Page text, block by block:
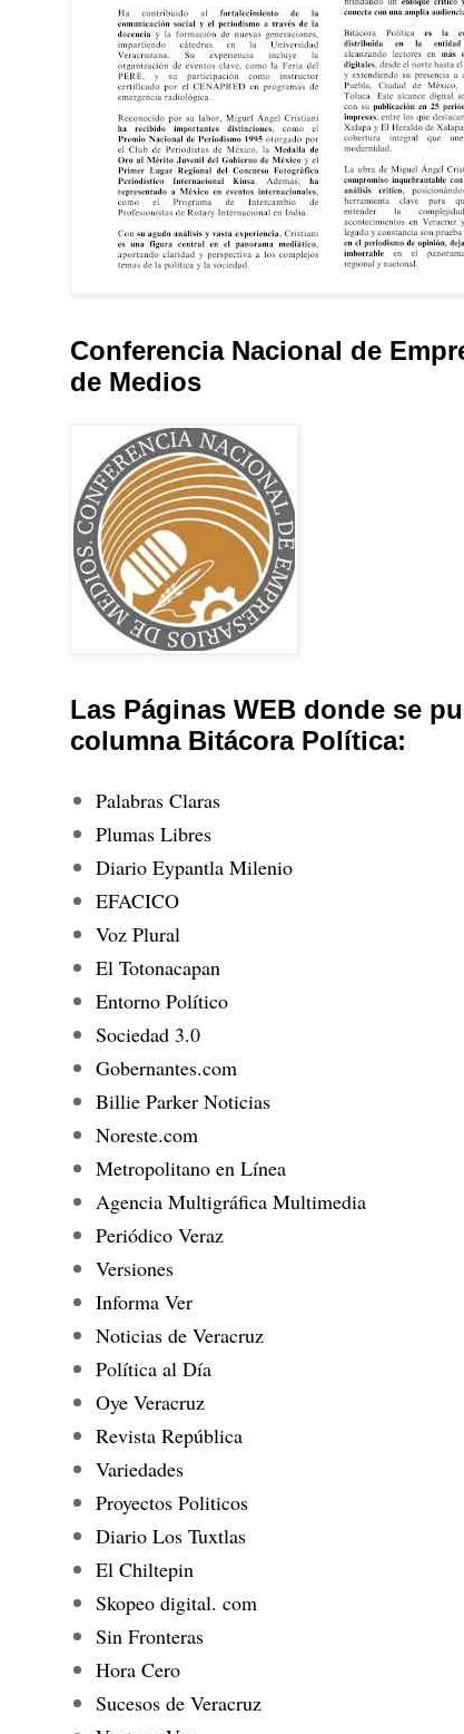
Conferencia Nacional de
de Medios
Las Páginas WEB donde se
columna Bitácora Política:
Palabras Claras
Plumas Libres
Diario Eypantla Milenio
EFACICO
Voz Plural
El Totonacapan
Entorno Político
Sociedad 3.0
Gobernantes.com
Billie Parker Noticias
Noreste.com
Metropolitano en Línea
Agencia Multigráfica Multimedia
Periódico Veraz
Versiones
Informa Ver
Noticias de Veracruz
Política al Día
Oye Veracruz
Revista República
Variedades
Proyectos Politicos
Diario Los Tuxtlas
El Chiltepin
Skopeo digital. com
Sin Fronteras
Hora Cero
Sucesos de Veracruz